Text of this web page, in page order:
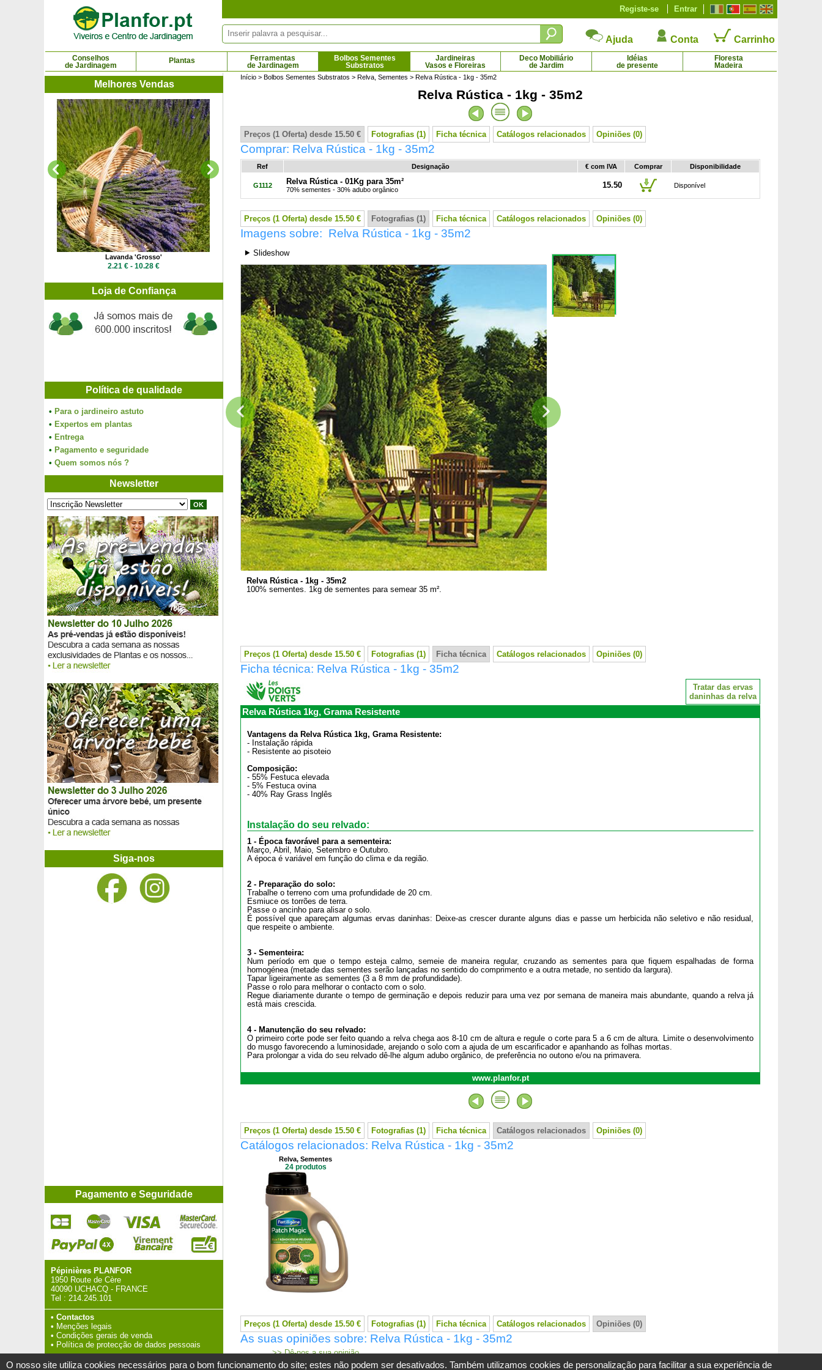
Entrar
Registe-se
Ajuda Conta Carrinho
Conselhos
de Jardinagem
Plantas
Ferramentas
de Jardinagem
Bolbos Sementes
Substratos
Jardineiras
Vasos e Floreiras
Deco Mobiliário
de Jardim
Idéias
de presente
Floresta
Madeira
Melhores Vendas
Lavanda 'Grosso'
2.21 € - 10.28 €
3.46 € - 14.61 €
Loja de Confiança
Política de qualidade
• Para o jardineiro astuto
• Expertos em plantas
• Entrega
• Pagamento e seguridade
• Quem somos nós ?
Newsletter
Siga-nos
Início > Bolbos Sementes Substratos > Relva, Sementes > Relva Rústica - 1kg - 35m2
Relva Rústica - 1kg - 35m2
Preços (1 Oferta) desde 15.50 € Fotografias (1) Ficha técnica Catálogos relacionados Opiniões (0)
Comprar: Relva Rústica - 1kg - 35m2
Ref Designação € com IVA Comprar Disponibilidade
G1112 Relva Rústica - 01Kg para 35m²
70% sementes - 30% adubo orgânico 15.50 Disponível
Preços (1 Oferta) desde 15.50 € Fotografias (1) Ficha técnica Catálogos relacionados Opiniões (0)
Imagens sobre: Relva Rústica - 1kg - 35m2
⯈ Slideshow
Relva Rústica - 1kg - 35m2
100% sementes. 1kg de sementes para semear 35 m².
Preços (1 Oferta) desde 15.50 € Fotografias (1) Ficha técnica Catálogos relacionados Opiniões (0)
Ficha técnica: Relva Rústica - 1kg - 35m2
Tratar das ervas
daninhas da relva
Relva Rústica 1kg, Grama Resistente
Vantagens da Relva Rústica 1kg, Grama Resistente:
- Instalação rápida
- Resistente ao pisoteio
Composição:
- 55% Festuca elevada
- 5% Festuca ovina
- 40% Ray Grass Inglês
Instalação do seu relvado:
1 - Época favorável para a sementeira:
Março, Abril, Maio, Setembro e Outubro.
A época é variável em função do clima e da região.
2 - Preparação do solo:
Trabalhe o terreno com uma profundidade de 20 cm.
Esmiuce os torrões de terra.
Passe o ancinho para alisar o solo.
É possível que apareçam algumas ervas daninhas: Deixe-as crescer durante alguns dias e passe um herbicida não seletivo e não residual,
que respeite o ambiente.
3 - Sementeira:
Num período em que o tempo esteja calmo, semeie de maneira regular, cruzando as sementes para que fiquem espalhadas de forma
homogénea (metade das sementes serão lançadas no sentido do comprimento e a outra metade, no sentido da largura).
Tapar ligeiramente as sementes (3 a 8 mm de profundidade).
Passe o rolo para melhorar o contacto com o solo.
Regue diariamente durante o tempo de germinação e depois reduzir para uma vez por semana de maneira mais abundante, quando a relva já
está mais crescida.
4 - Manutenção do seu relvado:
O primeiro corte pode ser feito quando a relva chega aos 8-10 cm de altura e regule o corte para 5 a 6 cm de altura. Limite o desenvolvimento
do musgo favorecendo a luminosidade, arejando o solo com a ajuda de um escarificador e apanhando as folhas mortas.
Para prolongar a vida do seu relvado dê-lhe algum adubo orgânico, de preferência no outono e/ou na primavera.
www.planfor.pt
Preços (1 Oferta) desde 15.50 € Fotografias (1) Ficha técnica Catálogos relacionados Opiniões (0)
Catálogos relacionados: Relva Rústica - 1kg - 35m2
Relva, Sementes
24 produtos
Preços (1 Oferta) desde 15.50 € Fotografias (1) Ficha técnica Catálogos relacionados Opiniões (0)
As suas opiniões sobre: Relva Rústica - 1kg - 35m2
>> Dê-nos a sua opinião
Pagamento e Seguridade
Pépinières PLANFOR
1950 Route de Cère
40090 UCHACQ - FRANCE
Tel : 214.245.101
• Contactos
• Menções legais
• Condições gerais de venda
• Política de protecção de dados pessoais
Painel de Gerenciamento de Cookies
O nosso site utiliza cookies necessários para o bom funcionamento do site; estes não podem ser desativados. Também utilizamos cookies de personalização para facilitar a sua experiência de